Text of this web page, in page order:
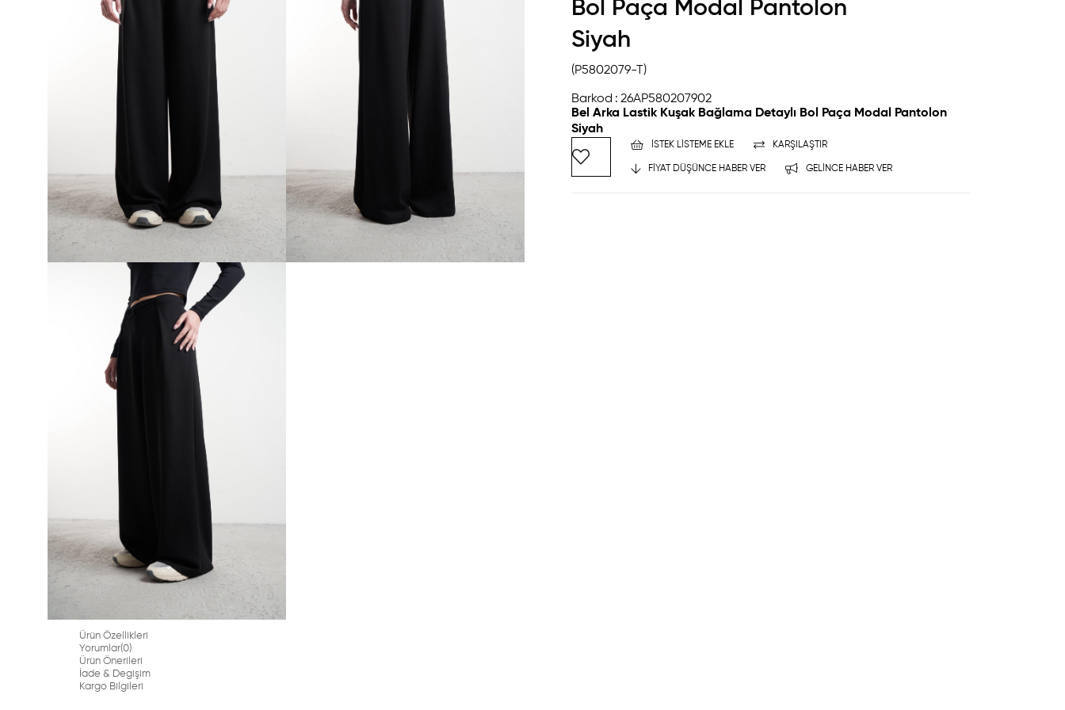
Bol Paça Modal Pantolon
Siyah
(P5802079-T)
Barkod : 26AP580207902
Bel Arka Lastik Kuşak Bağlama Detaylı Bol Paça Modal Pantolon
Siyah
İSTEK LISTEME EKLE KARŞILAŞTIR
FIYAT DÜŞÜNCE HABER VER GELINCE HABER VER
Ürün Özellikleri
Yorumlar(0)
Ürün Önerileri
İade & Degişim
Kargo Bilgileri